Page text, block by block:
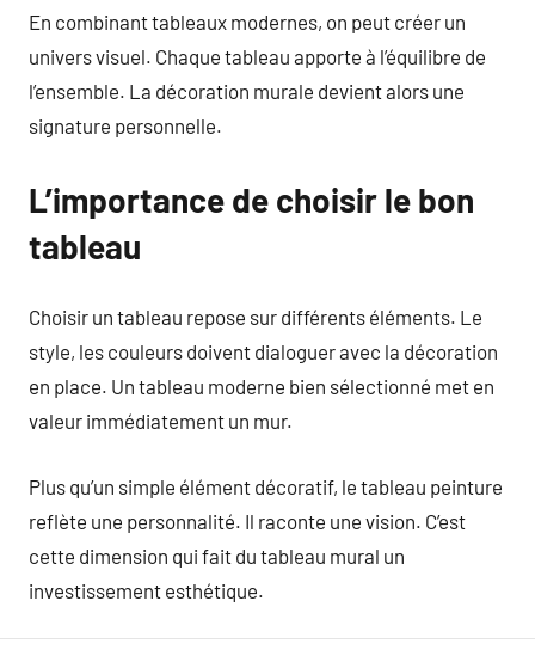
En combinant tableaux modernes, on peut créer un
univers visuel. Chaque tableau apporte à l’équilibre de
l’ensemble. La décoration murale devient alors une
signature personnelle.
L’importance de choisir le bon
tableau
Choisir un tableau repose sur différents éléments. Le
style, les couleurs doivent dialoguer avec la décoration
en place. Un tableau moderne bien sélectionné met en
valeur immédiatement un mur.
Plus qu’un simple élément décoratif, le tableau peinture
reflète une personnalité. Il raconte une vision. C’est
cette dimension qui fait du tableau mural un
investissement esthétique.